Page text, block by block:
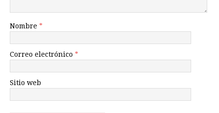
Nombre *
Correo electrónico *
Sitio web